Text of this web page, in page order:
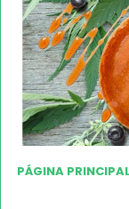
PÁGINA PRINCIPAL